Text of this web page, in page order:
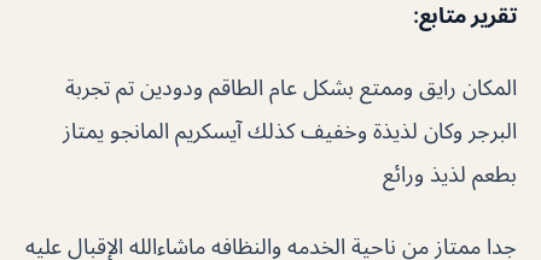
تقرير متابع:
المكان رايق وممتع بشكل عام الطاقم ودودين تم تجربة
البرجر وكان لذيذة وخفيف كذلك آيسكريم المانجو يمتاز
بطعم لذيذ ورائع
جدا ممتاز من ناحية الخدمه والنظافه ماشاءالله الإقبال عليه